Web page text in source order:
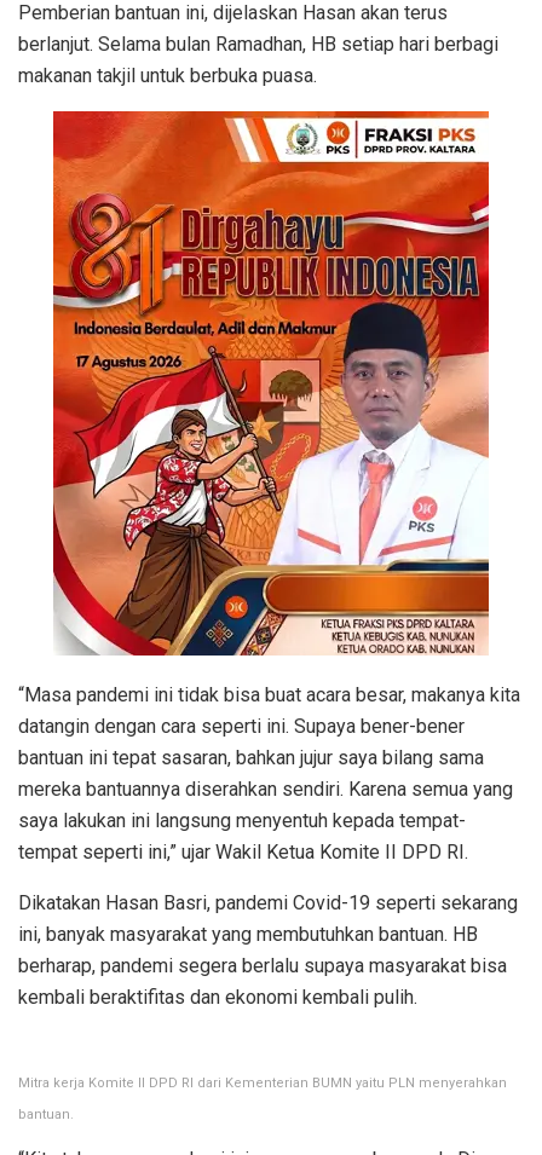
Pemberian bantuan ini, dijelaskan Hasan akan terus
berlanjut. Selama bulan Ramadhan, HB setiap hari berbagi
makanan takjil untuk berbuka puasa.
“Masa pandemi ini tidak bisa buat acara besar, makanya kita
datangin dengan cara seperti ini. Supaya bener-bener
bantuan ini tepat sasaran, bahkan jujur saya bilang sama
mereka bantuannya diserahkan sendiri. Karena semua yang
saya lakukan ini langsung menyentuh kepada tempat-
tempat seperti ini,” ujar Wakil Ketua Komite II DPD RI.
Dikatakan Hasan Basri, pandemi Covid-19 seperti sekarang
ini, banyak masyarakat yang membutuhkan bantuan. HB
berharap, pandemi segera berlalu supaya masyarakat bisa
kembali beraktifitas dan ekonomi kembali pulih.
Mitra kerja Komite II DPD RI dari Kementerian BUMN yaitu PLN menyerahkan
bantuan.